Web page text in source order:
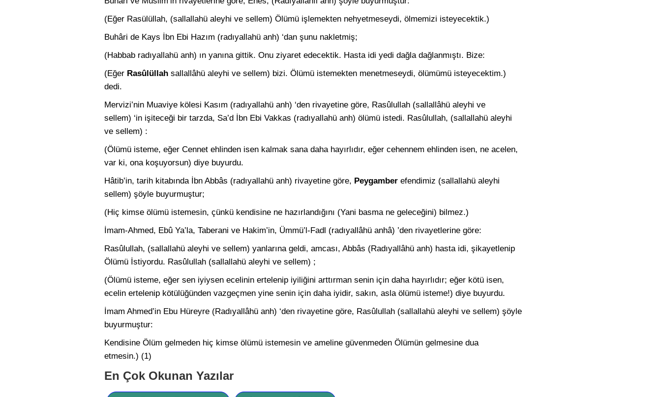
(Eğer Rasülüllah, (sallallahü aleyhi ve sellem) Ölümü işlemek­ten nehyetmeseydi, ölmemizi isteyecektik.)
Buhâri de Kays İbn Ebi Hazım (radıyallahü anh) ‘dan şunu nakletmiş;
(Habbab radıyallahü anh) ın yanına gittik. Onu ziyaret ede­cektik. Hasta idi yedi dağla dağlanmıştı. Bize:
(Eğer Rasûlüllah sallallâhü aleyhi ve sellem) bizi. Ölümü is­temekten menetmeseydi, ölümümü isteyecektim.)
dedi.
Mervizi’nin Muaviye kölesi Kasım (radıyallahü anh) ‘den riva­yetine göre, Rasûlullah (sallallâhü aleyhi ve
sellem) ‘in işiteceği bir tarzda, Sa’d İbn Ebi Vakkas (radıyallahü anh) ölümü istedi. Ra­sûlullah, (sallallahü aleyhi
ve sellem) :
(Ölümü isteme, eğer Cennet ehlinden isen kalmak sana daha hayırlıdır, eğer cehennem ehlinden isen, ne acelen,
var ki, ona ko­şuyorsun) diye buyurdu.
Hâtib’in, tarih kitabında İbn Abbâs (radıyallahü anh) rivayetine göre, Peygamber efendimiz (sallallahü aleyhi
sellem) şöyle buyurmuştur;
(Hiç kimse ölümü istemesin, çünkü kendisine ne hazırlandığını (Yani basma ne geleceğini) bilmez.)
İmam-Ahmed, Ebû Ya’la, Taberani ve Hakim’in, Ümmü’l-Fadl (radıyallâhü anhâ) ’den rivayetlerine göre:
Rasûlullah, (sallallahü aleyhi ve sellem) yanlarına geldi, am­cası, Abbâs (Radıyallâhü anh) hasta idi, şikayetlenip
Ölümü İsti­yordu. Rasûlullah (sallallahü aleyhi ve sellem) ;
(Ölümü isteme, eğer sen iyiysen ecelinin ertelenip iyili­ğini arttırman senin için daha hayırlıdır; eğer kötü isen,
ecelin er­telenip kötülüğünden vazgeçmen yine senin için daha iyidir, sakın, asla ölümü isteme!) diye buyurdu.
İmam Ahmed’in Ebu Hüreyre (Radıyallâhü anh) ‘den rivayetine göre, Rasûlullah (sallallahü aleyhi ve sellem) şöyle
buyurmuştur:
Kendisine Ölüm gelmeden hiç kimse ölümü istemesin ve ame­line güvenmeden Ölümün gelmesine dua
etmesin.) (1)
En Çok Okunan Yazılar